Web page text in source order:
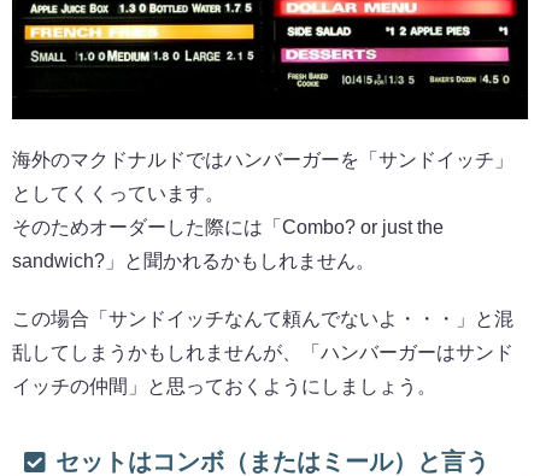
海外のマクドナルドではハンバーガーを「サンドイッチ」
としてくくっています。
そのためオーダーした際には「Combo? or just the
sandwich?」と聞かれるかもしれません。
この場合「サンドイッチなんて頼んでないよ・・・」と混
乱してしまうかもしれませんが、「ハンバーガーはサンド
イッチの仲間」と思っておくようにしましょう。
セットはコンボ（またはミール）と言う